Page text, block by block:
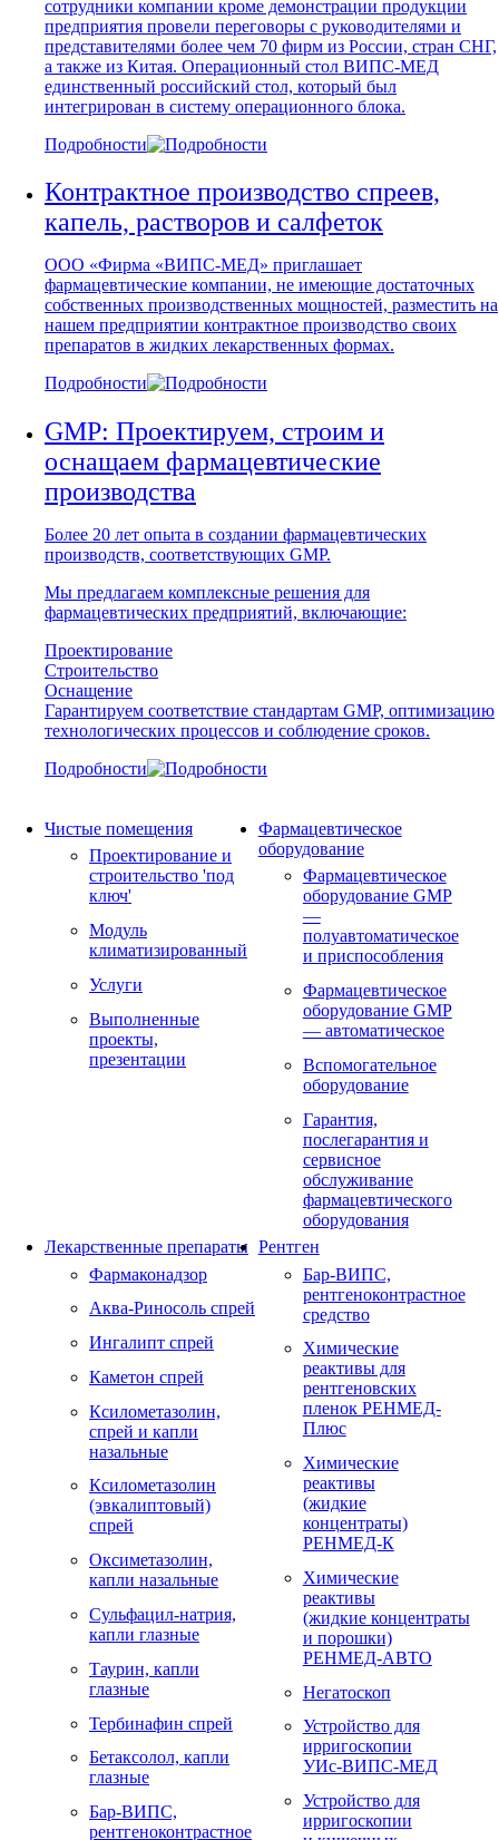
сотрудники компании кроме демонстрации продукции
предприятия провели переговоры с руководителями и
представителями более чем 70 фирм из России, стран СНГ,
а также из Китая. Операционный стол ВИПС-МЕД
единственный российский стол, который был
интегрирован в систему операционного блока.
Подробности
Контрактное производство спреев,
капель, растворов и салфеток
ООО «Фирма «ВИПС-МЕД» приглашает
фармацевтические компании, не имеющие достаточных
собственных производственных мощностей, разместить на
нашем предприятии контрактное производство своих
препаратов в жидких лекарственных формах.
Подробности
GMP: Проектируем, строим и
оснащаем фармацевтические
производства
Более 20 лет опыта в создании фармацевтических
производств, соответствующих GMP.
Мы предлагаем комплексные решения для
фармацевтических предприятий, включающие:
Проектирование
Строительство
Оснащение
Гарантируем соответствие стандартам GMP, оптимизацию
технологических процессов и соблюдение сроков.
Подробности
Чистые помещения
Проектирование и
строительство 'под
ключ'
Модуль
климатизированный
Услуги
Выполненные
проекты,
презентации
Фармацевтическое
оборудование
Фармацевтическое
оборудование GMP
—
полуавтоматическое
и приспособления
Фармацевтическое
оборудование GMP
— автоматическое
Вспомогательное
оборудование
Гарантия,
послегарантия и
сервисное
обслуживание
фармацевтического
оборудования
Лекарственные препараты
Фармаконадзор
Аква-Риносоль спрей
Ингалипт спрей
Каметон спрей
Ксилометазолин,
спрей и капли
назальные
Ксилометазолин
(эвкалиптовый)
спрей
Оксиметазолин,
капли назальные
Сульфацил-натрия,
капли глазные
Таурин, капли
глазные
Тербинафин спрей
Бетаксолол, капли
глазные
Бар-ВИПС,
рентгеноконтрастное
Рентген
Бар-ВИПС,
рентгеноконтрастное
средство
Химические
реактивы для
рентгеновских
пленок РЕНМЕД-
Плюс
Химические
реактивы
(жидкие
концентраты)
РЕНМЕД-К
Химические
реактивы
(жидкие концентраты
и порошки)
РЕНМЕД-АВТО
Негатоскоп
Устройство для
ирригоскопии
УИс-ВИПС-МЕД
Устройство для
ирригоскопии